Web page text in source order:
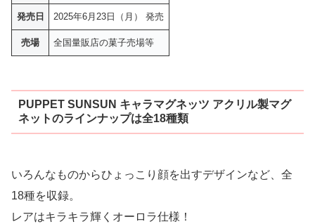
発売日 2025年6月23日（月） 発売
売場 全国量販店の菓子売場等
PUPPET SUNSUN キャラマグネッツ アクリル製マグ
ネットのラインナップは全18種類
いろんなものからひょっこり顔を出すデザインなど、全
18種を収録。
レアはキラキラ輝くオーロラ仕様！